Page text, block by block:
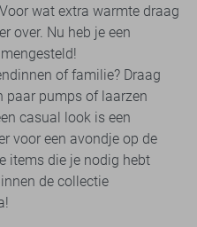
wat extra warmte draag
over. Nu heb je een
of familie? Draag
paar pumps of laarzen
casual look is een
voor een avondje op de
items die je nodig hebt
de collectie